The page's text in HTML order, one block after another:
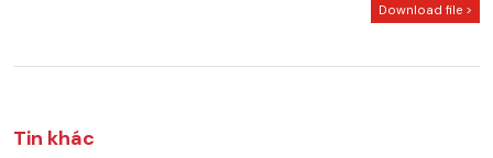
Download file >
Tin khác